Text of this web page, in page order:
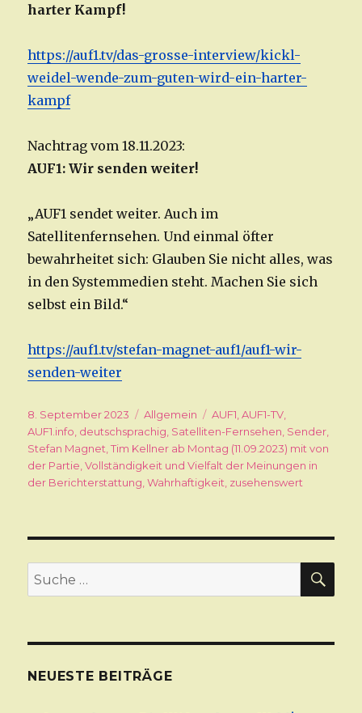
harter Kampf!
https://auf1.tv/das-grosse-interview/kickl-
weidel-wende-zum-guten-wird-ein-harter-
kampf
Nachtrag vom 18.11.2023:
AUF1: Wir senden weiter!
„AUF1 sendet weiter. Auch im
Satellitenfernsehen. Und einmal öfter
bewahrheitet sich: Glauben Sie nicht alles, was
in den Systemmedien steht. Machen Sie sich
selbst ein Bild.“
https://auf1.tv/stefan-magnet-auf1/auf1-wir-
senden-weiter
Veröffentlicht
am
8. September 2023 Kategorien
Allgemein Schlagwörter
AUF1 ,AUF1-TV
AUF1.info deutschsprachig Satelliten-Fernsehen Sender
Stefan Magnet ,Tim Kellner ab Montag (11.09.2023) mit von
der Partie ,Vollständigkeit und Vielfalt der Meinungen in
der Berichterstattung ,Wahrhaftigkeit zusehenswert
Suche
nach:
NEUESTE BEITRÄGE